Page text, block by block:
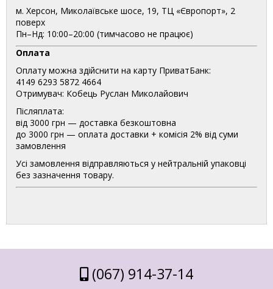
м. Херсон, Миколаївське шосе, 19, ТЦ «Європорт», 2
поверх
Пн–Нд: 10:00–20:00 (тимчасово не працює)
Оплата
Оплату можна здійснити на карту ПриватБанк:
4149 6293 5872 4664
Отримувач: Кобець Руслан Миколайович
Післяплата:
від 3000 грн — доставка безкоштовна
до 3000 грн — оплата доставки + комісія 2% від суми
замовлення
Усі замовлення відправляються у нейтральній упаковці
без зазначення товару.
(067) 914-37-14